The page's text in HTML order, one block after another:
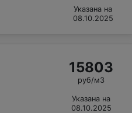
Указана на
08.10.2025
15803
руб/м3
Указана на
08.10.2025